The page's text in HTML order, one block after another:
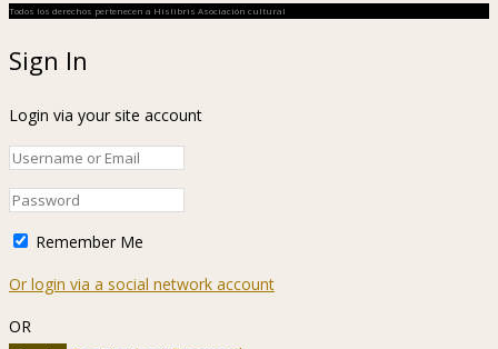
Todos los derechos pertenecen a Hislibris Asociación cultural
Sign In
Login via your site account
Remember Me
Or login via a social network account
OR